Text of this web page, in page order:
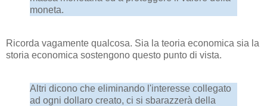
moneta.
Ricorda vagamente qualcosa. Sia la teoria economica sia la
storia economica sostengono questo punto di vista.
Altri dicono che eliminando l'interesse collegato
ad ogni dollaro creato, ci si sbarazzerà della